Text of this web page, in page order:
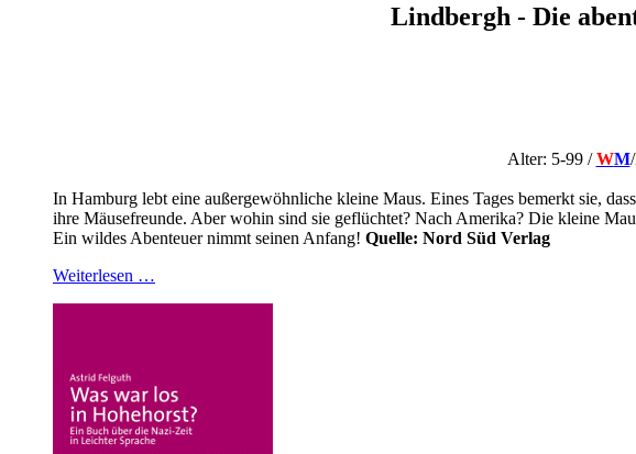
Lindbergh - Die
Alter: 5-99 /WM/
In Hamburg lebt eine außergewöhnliche kleine Maus. Eines Tages bemerkt sie,
ihre Mäusefreunde. Aber wohin sind sie geflüchtet? Nach Amerika? Die kleine
Ein wildes Abenteuer nimmt seinen Anfang! Quelle: Nord Süd Verlag
Weiterlesen …